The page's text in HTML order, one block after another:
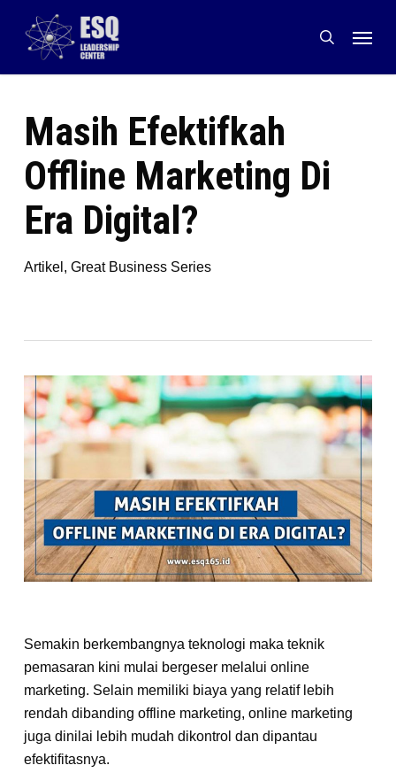
content
search
Menu
Masih Efektifkah
Offline Marketing Di
Era Digital?
Artikel , Great Business Series
Semakin berkembangnya teknologi maka teknik
pemasaran kini mulai bergeser melalui online
marketing. Selain memiliki biaya yang relatif lebih
rendah dibanding offline marketing, online marketing
juga dinilai lebih mudah dikontrol dan dipantau
efektifitasnya.